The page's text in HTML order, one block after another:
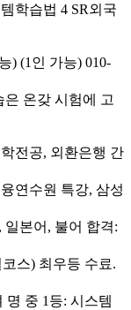
학습법 4 SR외국
) (1인 가능) 010-
온갖 시험에 고
전공, 외환은행 간
연수원 특강, 삼성
본어, 불어 합격:
스) 최우등 수료.
명 중 1등: 시스템